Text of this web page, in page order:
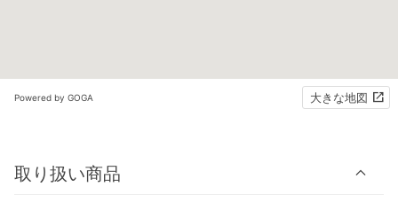
Powered by GOGA 大きな地図
取り扱い商品